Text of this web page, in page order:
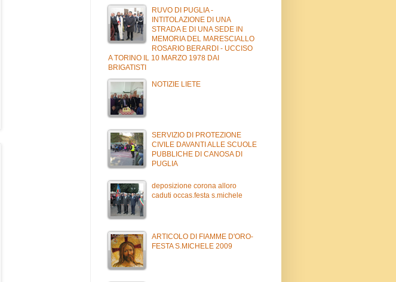
RUVO DI PUGLIA -
INTITOLAZIONE DI UNA
STRADA E DI UNA SEDE IN
MEMORIA DEL MARESCIALLO
ROSARIO BERARDI - UCCISO
A TORINO IL 10 MARZO 1978 DAI
BRIGATISTI
NOTIZIE LIETE
SERVIZIO DI PROTEZIONE
CIVILE DAVANTI ALLE SCUOLE
PUBBLICHE DI CANOSA DI
PUGLIA
deposizione corona alloro
caduti occas.festa s.michele
ARTICOLO DI FIAMME D'ORO-
FESTA S.MICHELE 2009